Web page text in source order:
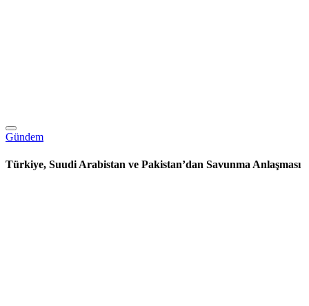
Gündem
Türkiye, Suudi Arabistan ve Pakistan’dan Savunma Anlaşması